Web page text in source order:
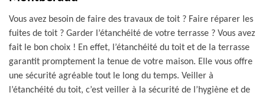
Vous avez besoin de faire des travaux de toit ? Faire réparer les
fuites de toit ? Garder l’étanchéité de votre terrasse ? Vous avez
fait le bon choix ! En effet, l’étanchéité du toit et de la terrasse
garantit promptement la tenue de votre maison. Elle vous offre
une sécurité agréable tout le long du temps. Veiller à
l’étanchéité du toit, c’est veiller à la sécurité de l’hygiène et de